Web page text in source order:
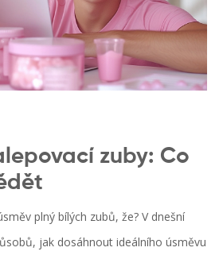
zuby: Co
plný bílých zubů, že? V dnešní
jak dosáhnout ideálního úsměvu